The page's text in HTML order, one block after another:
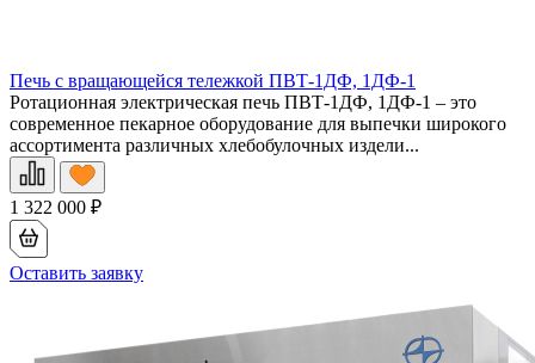
Печь с вращающейся тележкой ПВТ-1ДФ, 1ДФ-1
Ротационная электрическая печь ПВТ-1ДФ, 1ДФ-1 – это
современное пекарное оборудование для выпечки широкого
ассортимента различных хлебобулочных издели...
1 322 000 ₽
Оставить заявку